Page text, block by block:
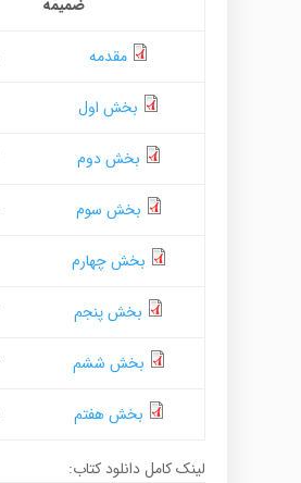
ضمیمه
مقدمه
بخش اول
بخش دوم
بخش سوم
بخش چهارم
بخش پنجم
بخش ششم
بخش هفتم
لینک کامل دانلود کتاب: